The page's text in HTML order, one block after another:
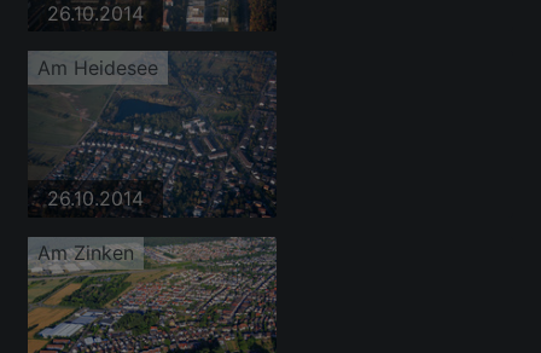
26.10.2014
Am Heidesee
26.10.2014
Am Zinken